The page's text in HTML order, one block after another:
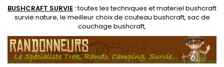
BUSHCRAFT SURVIE :toutes les techniques etmateriel bushcraft
survie nature, le meilleur choix de couteau bushcraft, sac de
couchage bushcraft,